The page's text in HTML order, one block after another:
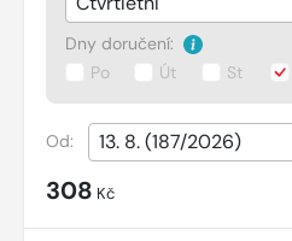
Dny doručení:
Po
Út St
Od:
308 Kč